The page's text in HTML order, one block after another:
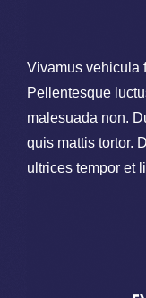
Vivamus vehicula
Pellentesque
malesuada non.
quis mattis tortor.
ultrices tempor et